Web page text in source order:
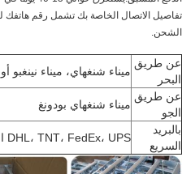
تفاصيل الاتصال الخاصة بك تشمل رقم
الشحن.
عن طريق
البحر
ميناء شنغهاي، ميناء نينغبو أو
عن طريق
الجو
ميناء شنغهاي بودونغ
بالبريد
السريع
DHL، TNT، FedEx، UPS الخ